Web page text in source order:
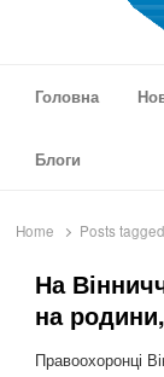
Головна
Блоги
Home Posts
На
на
Правоохоронці